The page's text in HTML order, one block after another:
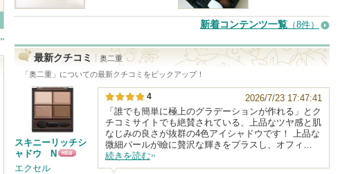
新着コンテンツ一覧 （8件）
最新クチコミ
奥二重
「奥二重 」についての最新クチコミをピックアップ！
スキニーリッチシ
ャドウ N
エクセル
4
2026/7/23 17:47:41
「誰でも簡単に極上のグラデーションが作れる」とク
チコミサイトでも絶賛されている、上品なツヤ感と肌
なじみの良さが抜群の4色アイシャドウです！ 上品な
微細パールが瞼に贅沢な輝きをプラスし、オフィ…
続きを読む